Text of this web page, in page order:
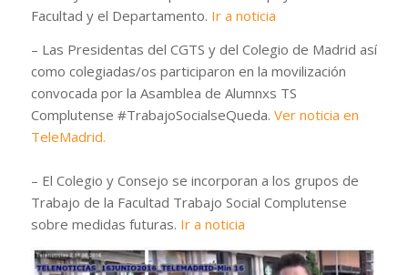
Facultad y el Departamento. Ir a noticia
– Las Presidentas del CGTS y del Colegio de Madrid así
como colegiadas/os participaron en la movilización
convocada por la Asamblea de Alumnxs TS
Complutense #TrabajoSocialseQueda. Ver noticia en
TeleMadrid.
– El Colegio y Consejo se incorporan a los grupos de
Trabajo de la Facultad Trabajo Social Complutense
sobre medidas futuras. Ir a noticia